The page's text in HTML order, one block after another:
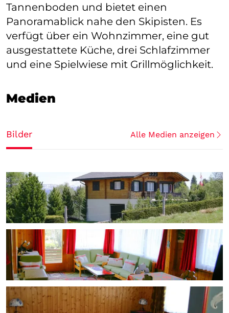
Tannenboden und bietet einen
Panoramablick nahe den Skipisten. Es
verfügt über ein Wohnzimmer, eine gut
ausgestattete Küche, drei Schlafzimmer
und eine Spielwiese mit Grillmöglichkeit.
Medien
Bilder Alle Medien anzeigen